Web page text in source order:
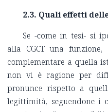
2.3. Quali effetti
Se -come in tesi- si
alla CGCT una
complementare a quella
non vi è ragione per
pronunce rispetto a
legittimità, seguendone i